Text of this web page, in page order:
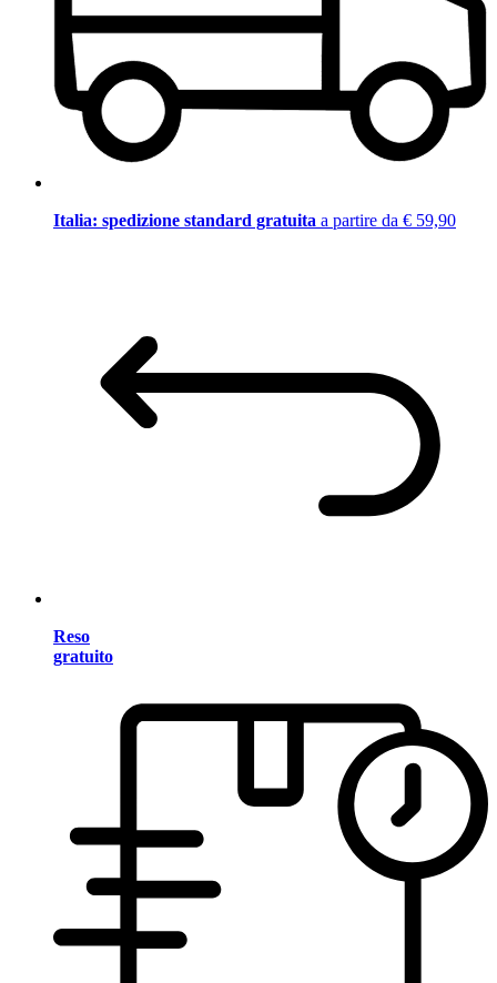
Italia: spedizione standard gratuita a partire da € 59,90
Reso
gratuito